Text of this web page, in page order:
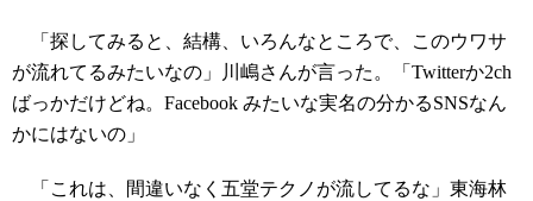
「探してみると、結構、いろんなところで、このウワサ
が流れてるみたいなの」川嶋さんが言った。「Twitterか2ch
ばっかだけどね。Facebook みたいな実名の分かるSNSなん
かにはないの」
「これは、間違いなく五堂テクノが流してるな」東海林